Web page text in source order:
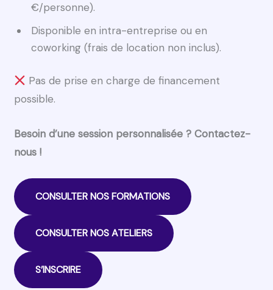
€/personne).
Disponible en intra-entreprise ou en
coworking (frais de location non inclus).
Pas de prise en charge de financement
possible.
Besoin d’une session personnalisée ? Contactez-
nous !
CONSULTER NOS FORMATIONS
CONSULTER NOS ATELIERS
S’INSCRIRE